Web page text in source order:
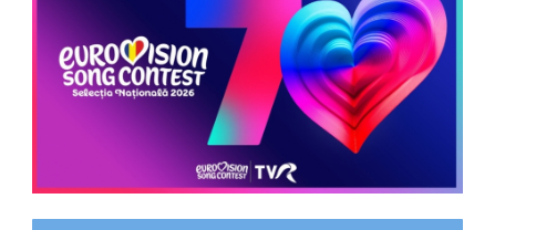
INFO ETNIC: Patriotism, identitate și
lecțiile istoriei, într-o nouă ediție ...
„România are uraniu, dar închide
mine” – o poveste despre oameni,
resurse și ...
Cristian Petru prezintă „INFO Plus” şi
ediţii ...
GABRIEL GIURGIU
Una dintre cele mai echilibrate și
credibile ...